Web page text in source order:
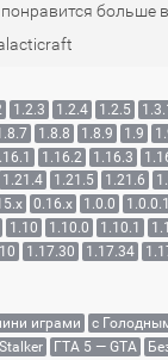
больше
1.2.3 1.2.4 1.2.5 1.3.1
1.8.8 1.8.9 1.9
1.16.2 1.16.3
1.21.4 1.21.5 1.21.6
0.16.x 1.0.0
1.10 1.10.0 1.10.1
1.17.30 1.17.34
играми с
ГТА 5 — GTA